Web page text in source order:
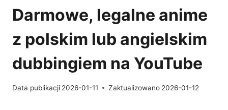
Darmowe, legalne anime
z polskim lub angielskim
dubbingiem na YouTube
Data publikacji 2026-01-11 Zaktualizowano 2026-01-12